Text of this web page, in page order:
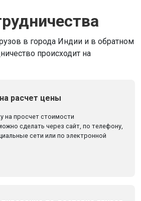
в города Индии и в обратном
происходит на
расчет цены
на просчет стоимости
сделать через сайт, по телефону,
сети или по электронной